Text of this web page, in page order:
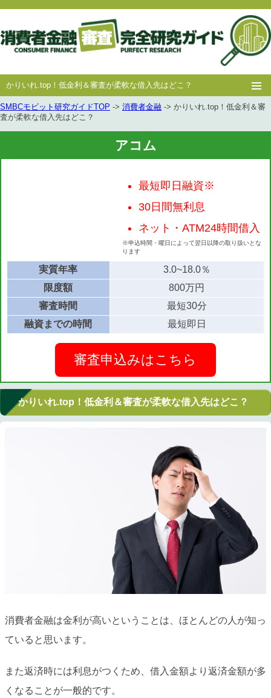
かりいれ.top！低金利＆審査が柔軟な借入先はどこ？
ホー
ム
消費者
金融
中小消費者
金融
キャッシング
審査
キャッシング
豆知識
SMBCモビット研究ガイドTOP -> 消費者金融 -> かりいれ.top！低金利＆審
査が柔軟な借入先はどこ？
アコム
最短即日融資※
30日間無利息
ネット・ATM24時間借入
※申込時間・曜日によって翌日以降の取り扱いとな
ります
実質年率
3.0~18.0％
限度額
800万円
審査時間
最短30分
融資までの時間
最短即日
審査申込みはこちら
かりいれ.top！低金利＆審査が柔軟な借入先はどこ？
消費者金融は金利が高いということは、ほとんどの人が知っ
ていると思います。
また返済時には利息がつくため、借入金額より返済金額が多
くなることが一般的です。